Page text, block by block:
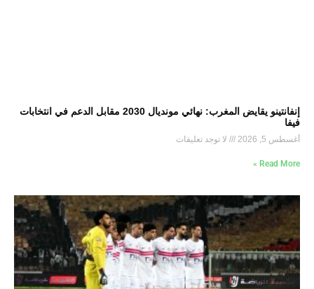
إنفانتينو يقايض المغرب: نهائي مونديال 2030 مقابل الدعم في انتخابات
فيفا
أغسطس 5, 2026 لا توجد تعليقات
Read More »